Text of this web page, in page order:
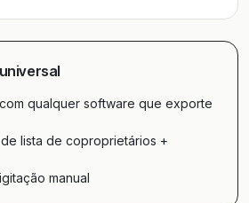
qualquer software que exporte
lista de coproprietários +
manual